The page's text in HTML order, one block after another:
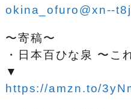
okina_ofuro@xn--
〜寄稿〜
・日本百ひな泉 〜こ
▼
https://amzn.to/